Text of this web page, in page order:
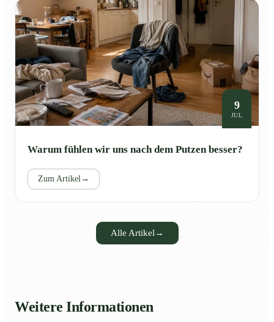
9
JUL
Warum fühlen wir uns nach dem Putzen besser?
Zum Artikel→
Alle Artikel→
Weitere Informationen